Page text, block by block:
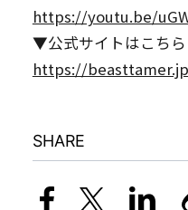
https://youtu.be/
▼公式サイトはこちら
https://
SHARE